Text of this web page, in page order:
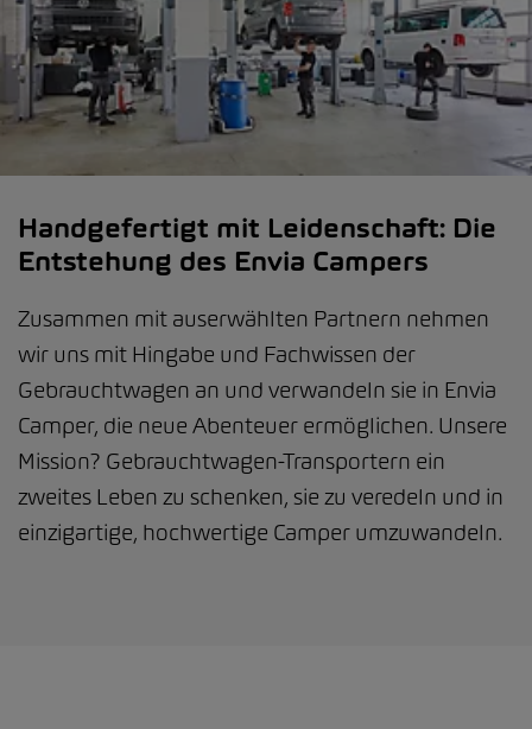
Handgefertigt mit Leidenschaft: Die
Entstehung des Envia Campers
Zusammen mit auserwählten Partnern nehmen
wir uns mit Hingabe und Fachwissen der
Gebrauchtwagen an und verwandeln sie in Envia
Camper, die neue Abenteuer ermöglichen. Unsere
Mission? Gebrauchtwagen-Transportern ein
zweites Leben zu schenken, sie zu veredeln und in
einzigartige, hochwertige Camper umzuwandeln.